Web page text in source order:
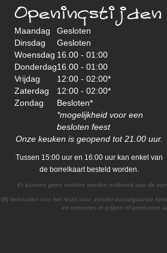
Openingstijden
Maandag
Gesloten
Dinsdag
Gesloten
Woensdag 16.00 - 01:00
Donderdag16.00 - 01:00
Vrijdag
12:00 - 02:00*
Zaterdag
12:00 - 02:00*
Zondag
Besloten*
*mogelijkheid voor een
besloten feest
Onze keuken is geopend tot 21.00 uur.
Tussen 15:00 uur en 16:00 uur kan enkel van
de borrelkaart besteld worden.
Er kunnen geen rechten worden ontleend aan de
Wij behouden ons het recht voor, zonder voorafgaande
en correcties in prijzen of producten